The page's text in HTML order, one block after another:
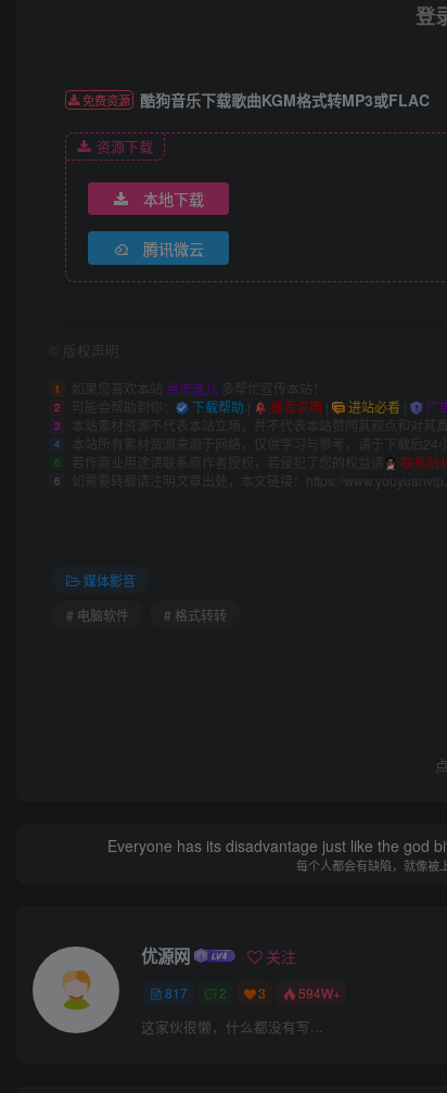
登
免费资源 酷狗音乐下载歌曲KGM格式转MP3或FLAC
资源下载
本地下载
腾讯微云
版权声明
1 如果您喜欢本站 点击这儿 多帮忙宣传本站！
2 可能会帮助到你： 下载帮助 报毒说明 | 进站必看 | 广
3 本站素材资源不代表本站立场，并不代表本站赞同其观点和对其真
4 本站所有素材资源来源于网络，仅供学习与参考，请于下载后24
5 若作商业用途请联系原作者授权，若侵犯了您的权益请 联系站
6 如需要转载请注明文章出处，本文链接： https://
媒体影音
# 电脑软件
# 格式转转
Everyone has its disadvantage just like the god
每个人都会有缺陷，就像被
优源网 关注
817 2 3 594W+
这家伙很懒，什么都没有写...